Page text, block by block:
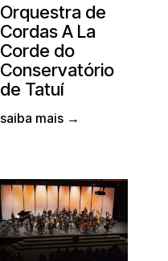
Orquestra de
Cordas A La
Corde do
Conservatório
de Tatuí
saiba mais →